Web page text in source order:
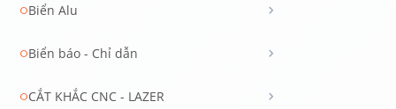
circleBiển Alu chevron_right
circleBiển báo - Chỉ dẫn chevron_right
circleCẮT KHẮC CNC - LAZER chevron_right